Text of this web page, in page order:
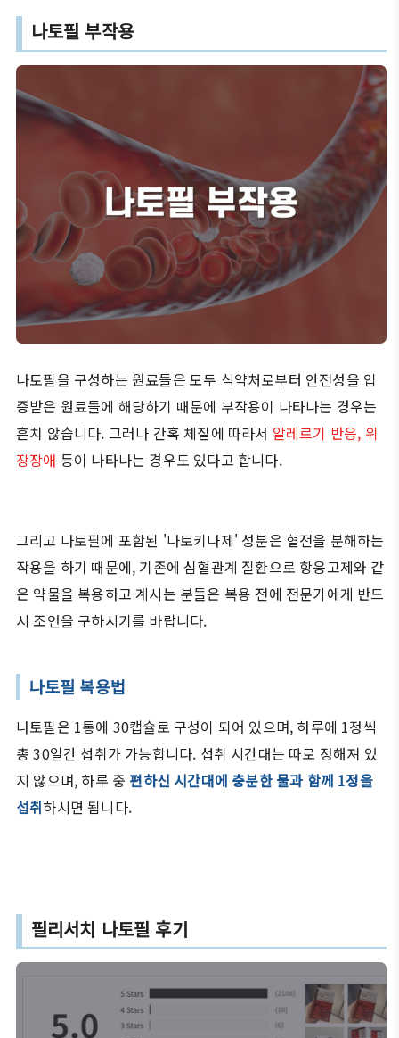
나토필 부작용
나토필을 구성하는 원료들은 모두 식약처로부터 안전성을 입
증받은 원료들에 해당하기 때문에 부작용이 나타나는 경우는
흔치 않습니다. 그러나 간혹 체질에 따라서 알레르기 반응, 위
장장애 등이 나타나는 경우도 있다고 합니다.
그리고 나토필에 포함된 '나토키나제' 성분은 혈전을 분해하는
작용을 하기 때문에, 기존에 심혈관계 질환으로 항응고제와 같
은 약물을 복용하고 계시는 분들은 복용 전에 전문가에게 반드
시 조언을 구하시기를 바랍니다.
나토필 복용법
나토필은 1통에 30캡슐로 구성이 되어 있으며, 하루에 1정씩
총 30일간 섭취가 가능합니다. 섭취 시간대는 따로 정해져 있
지 않으며, 하루 중 편하신 시간대에 충분한 물과 함께 1정을
섭취하시면 됩니다.
필리서치 나토필 후기